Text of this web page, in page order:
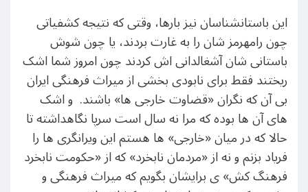
این باستانشناسان نیز بارها، وقتی که نتیجه کشفیاتی
چون رامهرمز شان را به غارت بردند، یا چون شوش
باستانی شان آشغالدانی اش کردند چون امروز شما اشک
ریختند فقط برای نابودی بخشی از میراث فرهنگی ایران
بی آن که نگران «قضاوت خارجی ها» باشند. و اشک
های آن ها بوده که مرا نه سال است سرپا نگاهداشته تا
حالا که در میان «خارجی» ها هستم این ویرانگری ها را
فریاد بزنم و نه از «مردمان نابخرد» که از «حکومت نابخرد
فرهنگ کش» ی برایشان بگویم که میراث فرهنگی و